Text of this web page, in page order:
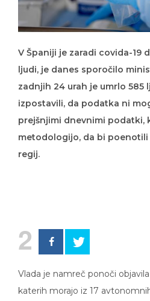
V Španiji je zaradi covida-19
ljudi, je danes sporočilo
zadnjih 24 urah je umrlo 585
izpostavili, da podatka ni
prejšnjimi dnevnimi podatki,
metodologijo, da bi
regij.
2
Vlada je namreč ponoči
katerih morajo iz 17